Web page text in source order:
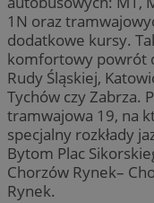
1N oraz
dodatkowe kursy.
komfortowy powrót
Rudy Śląskiej,
Tychów czy Zabrza.
tramwajowa 19, na
specjalny rozkłady
Bytom Plac
Chorzów Rynek–
Rynek.